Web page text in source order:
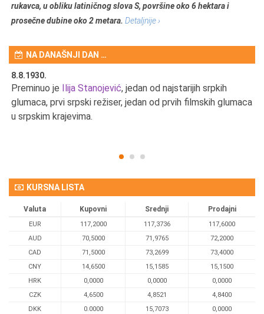
rukavca, u obliku latiničnog slova S, površine oko 6 hektara i
prosečne dubine oko 2 metara. Detaljnije ›
NA DANAŠNJI DAN …
8.8.1930.
Preminuo je Ilija Stanojević, jedan od najstarijih srpkih
glumaca, prvi srpski režiser, jedan od prvih filmskih glumaca
u srpskim krajevima.
KURSNA LISTA
Valuta Kupovni Srednji Prodajni
EUR 117,2000 117,3736
117,6000
AUD
70,5000 71,9765
72,2000
CAD
71,5000 73,2699
73,4000
CNY
14,6500 15,1585
15,1500
HRK
0,0000 0,0000
0,0000
CZK
4,6500 4,8521
4,8400
DKK
0.0000 15,7073 0,0000